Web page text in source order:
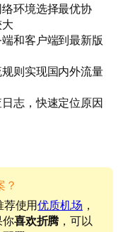
络环境选择最优协
和客户端到最新版
规则实现国内外流量
志，快速定位原因
？
荐使用优质机场 ，
你喜欢折腾 ，可以